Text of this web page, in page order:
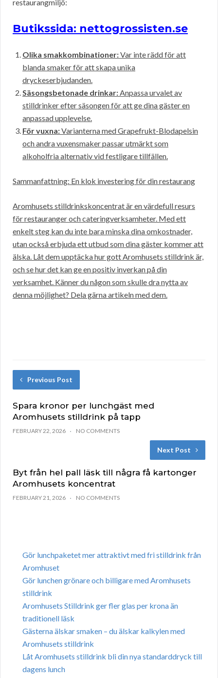
restaurangmiljö:
Butikssida: nettogrossisten.se
Olika smakkombinationer:Var inte rädd för att
blanda smaker för att skapa unika
dryckeserbjudanden.
Säsongsbetonade drinkar:Anpassa urvalet av
stilldrinker efter säsongen för att ge dina gäster en
anpassad upplevelse.
För vuxna:Varianterna med Grapefrukt-Blodapelsin
och andra vuxensmaker passar utmärkt som
alkoholfria alternativ vid festligare tillfällen.
Sammanfattning: En klok investering för din restaurang
Aromhusets stilldrinkskoncentrat är en värdefull resurs
för restauranger och cateringverksamheter. Med ett
enkelt steg kan du inte bara minska dina omkostnader,
utan också erbjuda ett utbud som dina gäster kommer att
älska. Låt dem upptäcka hur gott Aromhusets stilldrink är,
och se hur det kan ge en positiv inverkan på din
verksamhet. Känner du någon som skulle dra nytta av
denna möjlighet? Dela gärna artikeln med dem.
Previous Post
Spara kronor per lunchgäst med
Aromhusets stilldrink på tapp
FEBRUARY 22, 2026 NO COMMENTS
Next Post
Byt från hel pall läsk till några få kartonger
Aromhusets koncentrat
FEBRUARY 21, 2026 NO COMMENTS
Gör lunchpaketet mer attraktivt med fri stilldrink från
Aromhuset
Gör lunchen grönare och billigare med Aromhusets
stilldrink
Aromhusets Stilldrink ger fler glas per krona än
traditionell läsk
Gästerna älskar smaken – du älskar kalkylen med
Aromhusets stilldrink
Låt Aromhusets stilldrink bli din nya standarddryck till
dagens lunch